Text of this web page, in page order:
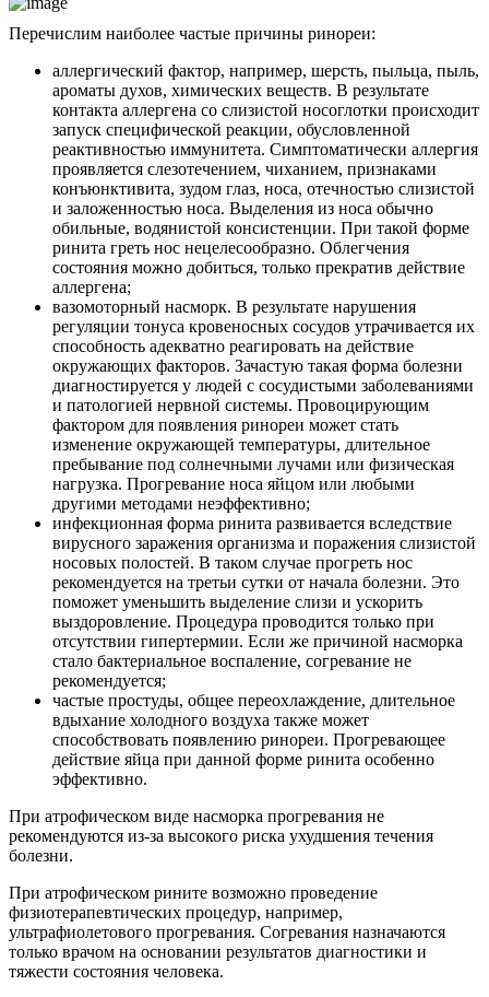
Перечислим наиболее частые причины ринореи:
аллергический фактор, например, шерсть, пыльца, пыль,
ароматы духов, химических веществ. В результате
контакта аллергена со слизистой носоглотки происходит
запуск специфической реакции, обусловленной
реактивностью иммунитета. Симптоматически аллергия
проявляется слезотечением, чиханием, признаками
конъюнктивита, зудом глаз, носа, отечностью слизистой
и заложенностью носа. Выделения из носа обычно
обильные, водянистой консистенции. При такой форме
ринита греть нос нецелесообразно. Облегчения
состояния можно добиться, только прекратив действие
аллергена;
вазомоторный насморк. В результате нарушения
регуляции тонуса кровеносных сосудов утрачивается их
способность адекватно реагировать на действие
окружающих факторов. Зачастую такая форма болезни
диагностируется у людей с сосудистыми заболеваниями
и патологией нервной системы. Провоцирующим
фактором для появления ринореи может стать
изменение окружающей температуры, длительное
пребывание под солнечными лучами или физическая
нагрузка. Прогревание носа яйцом или любыми
другими методами неэффективно;
инфекционная форма ринита развивается вследствие
вирусного заражения организма и поражения слизистой
носовых полостей. В таком случае прогреть нос
рекомендуется на третьи сутки от начала болезни. Это
поможет уменьшить выделение слизи и ускорить
выздоровление. Процедура проводится только при
отсутствии гипертермии. Если же причиной насморка
стало бактериальное воспаление, согревание не
рекомендуется;
частые простуды, общее переохлаждение, длительное
вдыхание холодного воздуха также может
способствовать появлению ринореи. Прогревающее
действие яйца при данной форме ринита особенно
эффективно.
При атрофическом виде насморка прогревания не
рекомендуются из-за высокого риска ухудшения течения
болезни.
При атрофическом рините возможно проведение
физиотерапевтических процедур, например,
ультрафиолетового прогревания. Согревания назначаются
только врачом на основании результатов диагностики и
тяжести состояния человека.